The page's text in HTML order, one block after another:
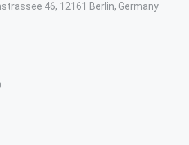
46, 12161 Berlin, Germany